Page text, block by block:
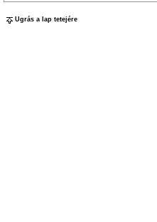
Ugrás a lap tetejére